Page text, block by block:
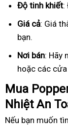
Độ tinh khiết:
Giá cả: Giá
bạn.
Nơi bán: Hãy
hoặc các
Mua
Nhiệt An
Nếu bạn muốn